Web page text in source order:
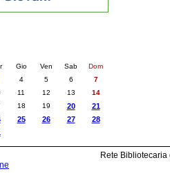
Gio Ven Sab
Dom
4 5 6
7
11 12 13
14
18 19 20
21
25 26 27
28
Rete